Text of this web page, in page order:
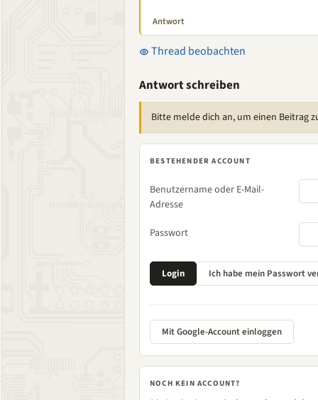
Antwort
Thread beobachten
Antwort schreiben
Bitte melde dich an, um einen Beitrag
BESTEHENDER ACCOUNT
Benutzername oder E-Mail-
Adresse
Passwort
Mit Google-Account einloggen
NOCH KEIN ACCOUNT?